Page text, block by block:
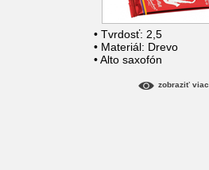
• Tvrdosť: 2,5
• Materiál: Drevo
• Alto saxofón
zobraziť viac